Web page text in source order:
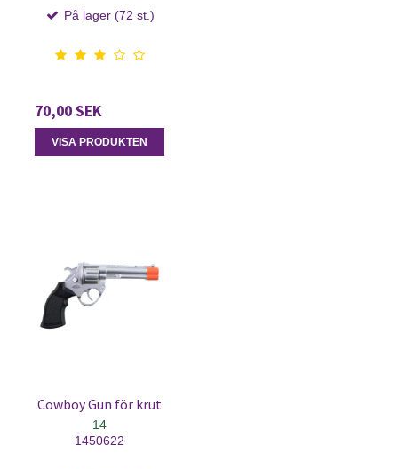
På lager (72 st.)
70,00 SEK
VISA PRODUKTEN
Cowboy Gun för krut
14
1450622